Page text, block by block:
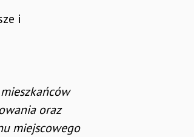
i
oraz
miejscowego